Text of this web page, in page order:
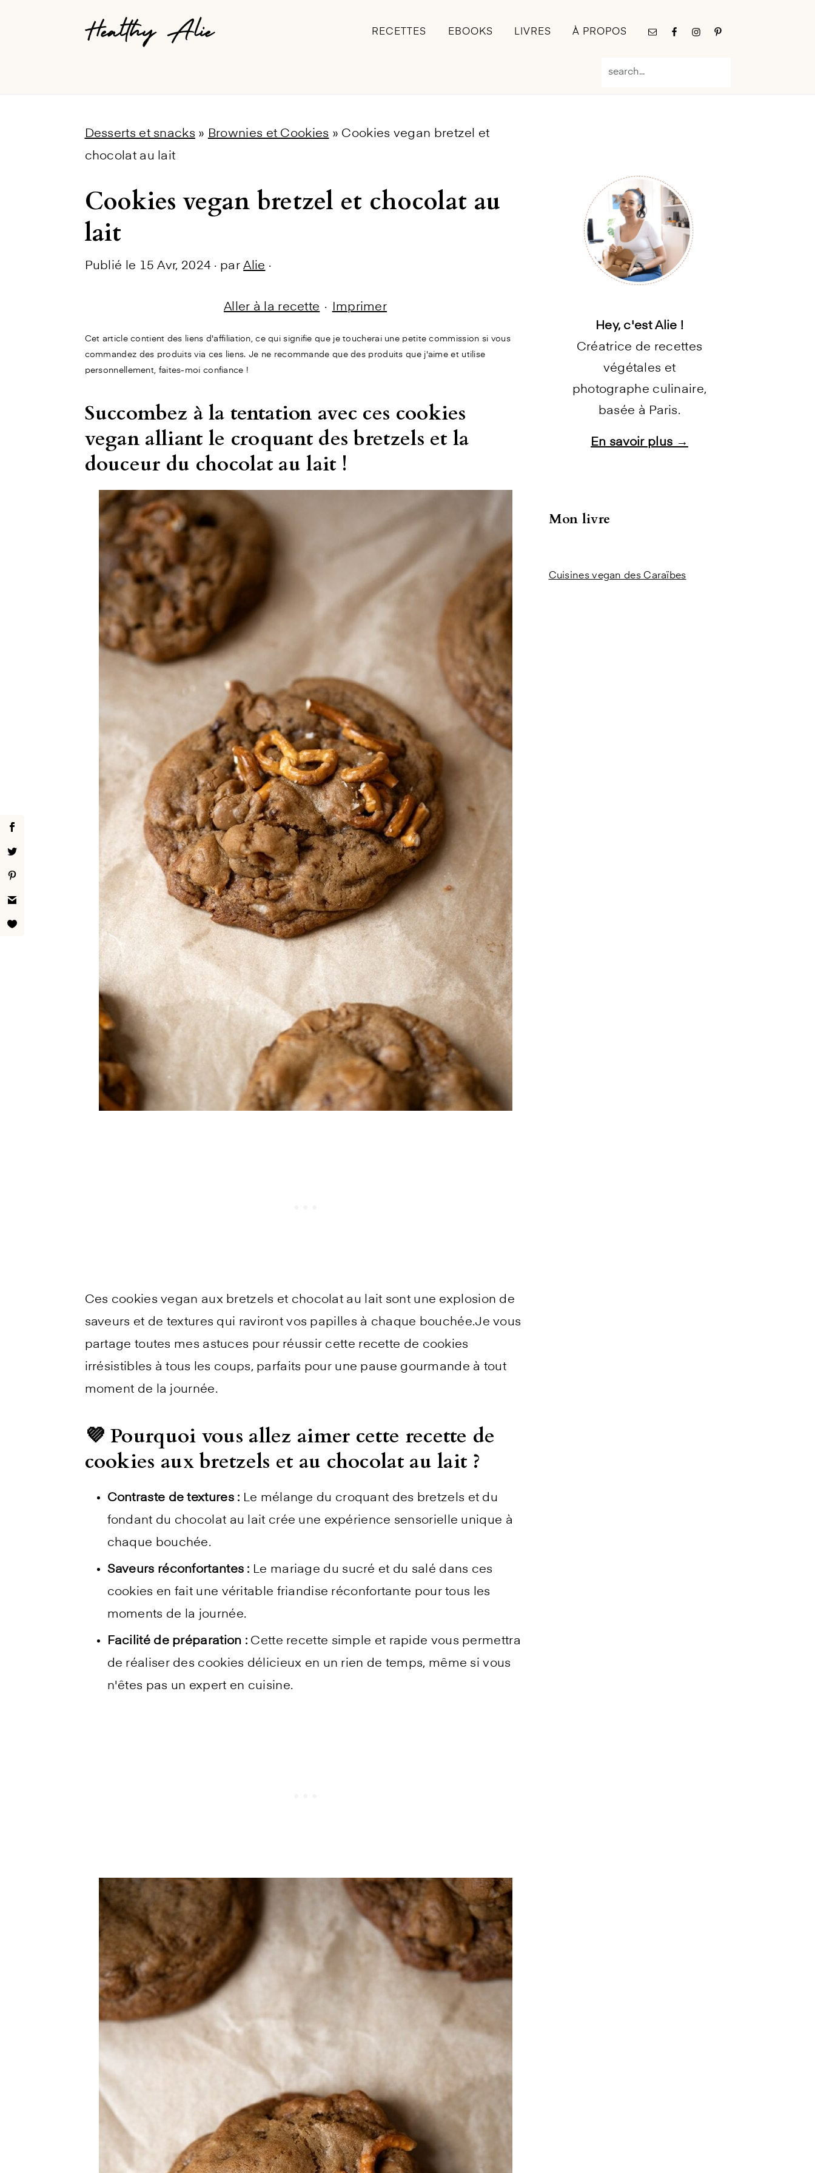
RECETTES EBOOKS LIVRES À PROPOS
Social
Menu
Desserts et snacks » Brownies et Cookies » Cookies vegan bretzel et
chocolat au lait
Cookies vegan bretzel et chocolat au
lait
Publié le 15 Avr, 2024 · parAlie ·
Aller à la recette · Imprimer
Cet article contient des liens d'affiliation, ce qui signifie que je toucherai une petite commission si vous
commandez des produits via ces liens. Je ne recommande que des produits que j'aime et utilise
personnellement, faites-moi confiance !
Succombez à la tentation avec ces cookies
vegan alliant le croquant des bretzels et la
douceur du chocolat au lait !
Ces cookies vegan aux bretzels et chocolat au lait sont une explosion de
saveurs et de textures qui raviront vos papilles à chaque bouchée.Je vous
partage toutes mes astuces pour réussir cette recette de cookies
irrésistibles à tous les coups, parfaits pour une pause gourmande à tout
moment de la journée.
💜 Pourquoi vous allez aimer cette recette de
cookies aux bretzels et au chocolat au lait ?
Contraste de textures : Le mélange du croquant des bretzels et du
fondant du chocolat au lait crée une expérience sensorielle unique à
chaque bouchée.
Saveurs réconfortantes : Le mariage du sucré et du salé dans ces
cookies en fait une véritable friandise réconfortante pour tous les
moments de la journée.
Facilité de préparation : Cette recette simple et rapide vous permettra
de réaliser des cookies délicieux en un rien de temps, même si vous
n'êtes pas un expert en cuisine.
Hey, c'est Alie !
Créatrice de recettes
végétales et
photographe culinaire,
basée à Paris.
En savoir plus →
Mon livre
Cuisines vegan des Caraïbes